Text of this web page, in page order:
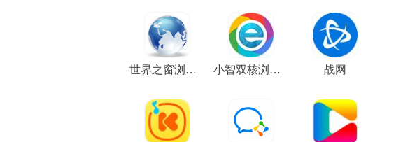
世界之窗浏览器 小智双核浏览器 战网